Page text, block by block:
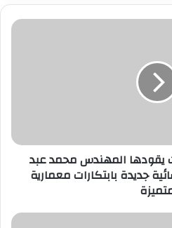
يقودها المهندس محمد عبد
جديدة بابتكارات معمارية